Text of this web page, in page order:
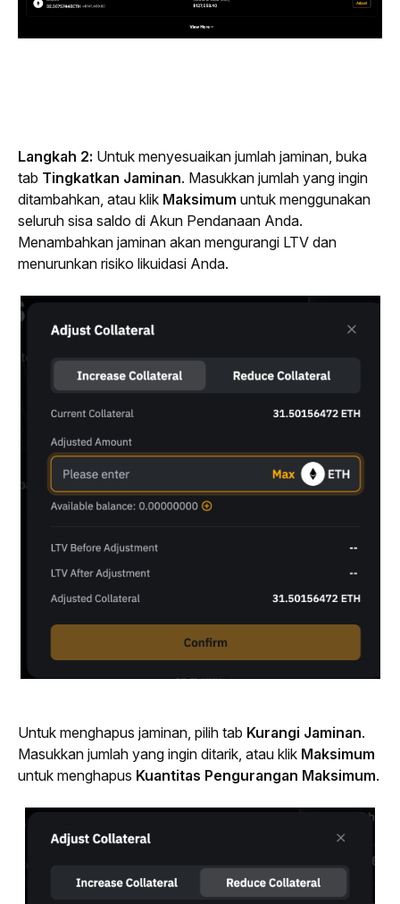
Langkah 2: Untuk menyesuaikan jumlah jaminan, buka
tab Tingkatkan Jaminan. Masukkan jumlah yang ingin
ditambahkan, atau klik Maksimum untuk menggunakan
seluruh sisa saldo di Akun Pendanaan Anda.
Menambahkan jaminan akan mengurangi LTV dan
menurunkan risiko likuidasi Anda.
Untuk menghapus jaminan, pilih tab Kurangi Jaminan.
Masukkan jumlah yang ingin ditarik, atau klik Maksimum
untuk menghapus Kuantitas Pengurangan Maksimum.